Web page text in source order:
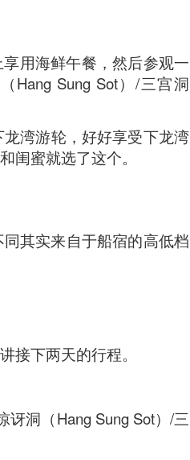
用海鲜午餐，然后参观一
Hang Sung Sot）/三宫洞
湾游轮，好好享受下龙湾
闺蜜就选了这个。
其实来自于船宿的高低档
接下两天的行程。
洞（Hang Sung Sot）/三
is really very well
The sauce is a not-so-spicy